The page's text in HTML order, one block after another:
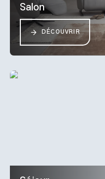
Salon
DÉCOUVRIR